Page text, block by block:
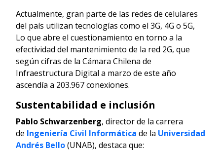
Actualmente, gran parte de las redes de celulares
del país utilizan tecnologías como el 3G, 4G o 5G,
Lo que abre el cuestionamiento en torno a la
efectividad del mantenimiento de la red 2G, que
según cifras de la Cámara Chilena de
Infraestructura Digital a marzo de este año
ascendía a 203.967 conexiones.
Sustentabilidad e inclusión
Pablo Schwarzenberg, director de la carrera
de Ingeniería Civil Informática de la Universidad
Andrés Bello(UNAB), destaca que: